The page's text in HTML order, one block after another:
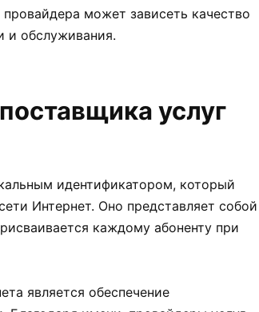
может зависеть качество
и обслуживания.
услуг
идентификатором, который
Интернет. Оно представляет собой
каждому абоненту при
является обеспечение